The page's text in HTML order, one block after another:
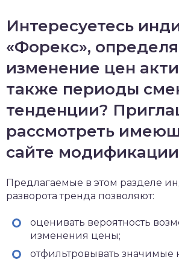
Интересуетесь
«Форекс»,
изменение цен
также периоды
тенденции?
рассмотреть
сайте модификации
Предлагаемые в этом разделе
разворота тренда позволяют:
оценивать вероятность
изменения цены;
отфильтровывать значимые